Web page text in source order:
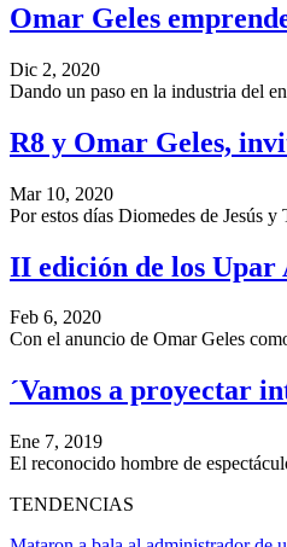
Omar Geles
Dic 2, 2020
Dando un paso en la industria del
R8 y Omar Geles,
Mar 10, 2020
Por estos días Diomedes de Jesús
II edición de los Upar
Feb 6, 2020
Con el anuncio de Omar Geles
´Vamos a proyectar
Ene 7, 2019
El reconocido hombre de
TENDENCIAS